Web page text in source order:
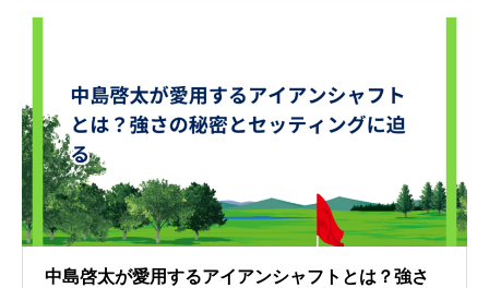
中島啓太が愛用するアイアンシャフトとは？強さ